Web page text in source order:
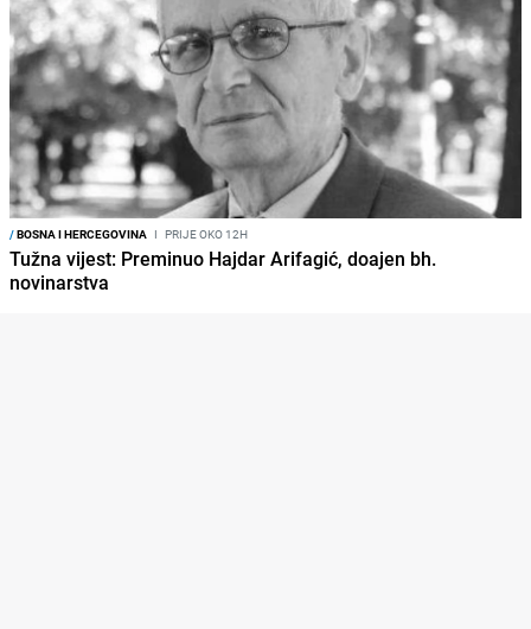
/BOSNA I HERCEGOVINA I PRIJE OKO 12H
Tužna vijest: Preminuo Hajdar Arifagić, doajen bh.
novinarstva